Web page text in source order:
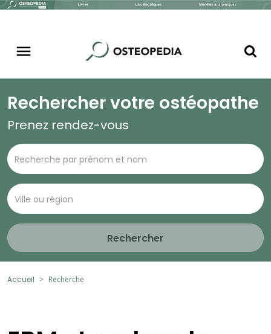
Rechercher votre ostéopathe
Prenez rendez-vous
Rechercher
Accueil Recherche